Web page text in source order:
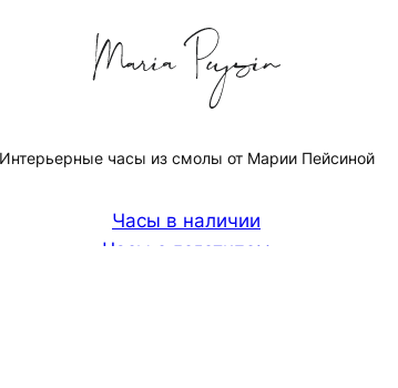
Интерьерные часы из смолы от Марии Пейсиной
Часы в наличии
Часы с логотипом